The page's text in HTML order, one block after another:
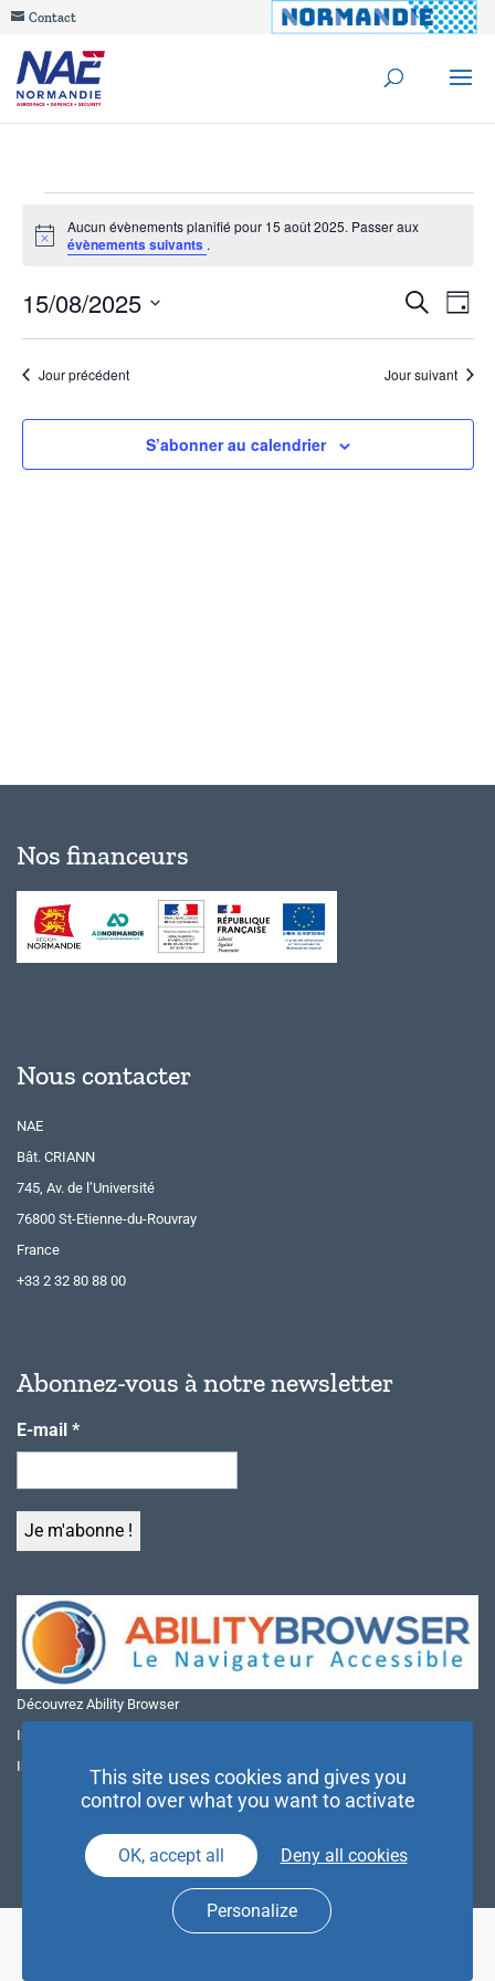
Contact
Évènements
for
15
août
2025
Notice
Aucun évènements planifié pour 15 août 2025. Passer aux
évènements suivants .
et
vues
Recherche
de
Jour
15/08/2025
Sélectionnez
uneJour précédent Jour suivant
S’abonner au calendrier
Nos financeurs
Nous contacter
NAE
Bât. CRIANN
745, Av. de l’Université
76800 St-Etienne-du-Rouvray
France
+33 2 32 80 88 00
Abonnez-vous à notre newsletter
E-mail *
Découvrez Ability Browser
Installer Ability Browser sur Windows
Installer Ability Browser sur Mac
This site uses cookies and gives you
control over what you want to activate
OK, accept all Deny all cookies
Personalize